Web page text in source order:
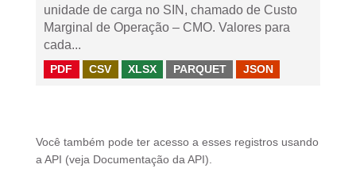
unidade de carga no SIN, chamado de Custo
Marginal de Operação – CMO. Valores para
cada...
PDF CSV XLSX PARQUET JSON
Você também pode ter acesso a esses registros usando
a API (veja Documentação da API ).